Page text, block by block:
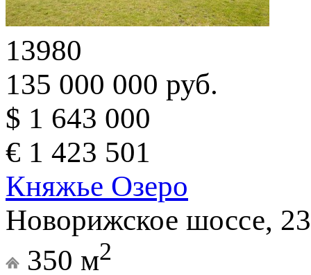
13980
135 000 000 руб.
$ 1 643 000
€ 1 423 501
Княжье Озеро
Новорижское шоссе,
350 м2